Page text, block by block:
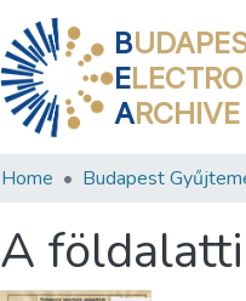
B
E
ARCHIVE
Home Budapest
A